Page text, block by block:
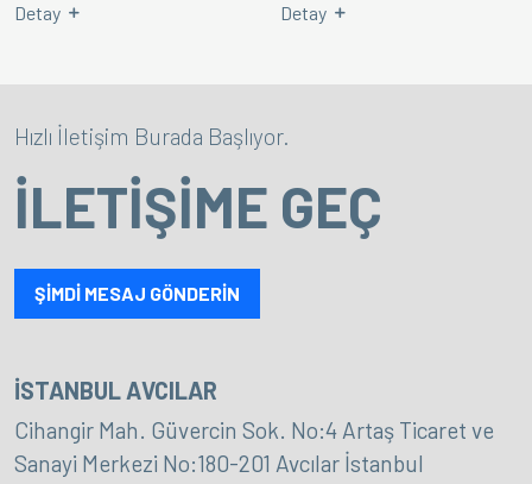
Detay Detay
Hızlı İletişim Burada Başlıyor.
İLETİŞİME GEÇ
ŞİMDİ MESAJ GÖNDERİN
İSTANBUL AVCILAR
Cihangir Mah. Güvercin Sok. No:4 Artaş Ticaret ve
Sanayi Merkezi No:180-201 Avcılar İstanbul